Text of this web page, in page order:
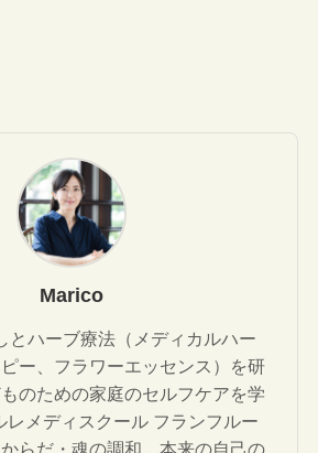
Marico
とハーブ療法（メディカルハー
ー、フラワーエッセンス）を研
のための家庭のセルフケアを学
レメディスクール フランフルー
らだ・魂の調和、本来の自己の